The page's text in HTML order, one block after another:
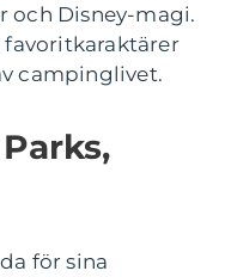
och Disney-magi.
favoritkaraktärer
campinglivet.
för sina